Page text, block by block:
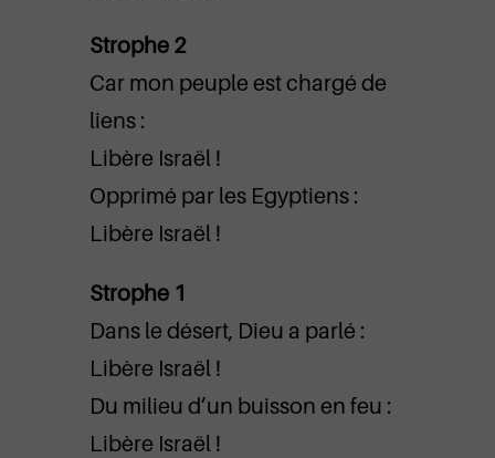
Strophe 2
Car mon peuple est chargé de
liens :
Libère Israël !
Opprimé par les Egyptiens :
Libère Israël !
Strophe 1
Dans le désert, Dieu a parlé :
Libère Israël !
Du milieu d’un buisson en feu :
Libère Israël !